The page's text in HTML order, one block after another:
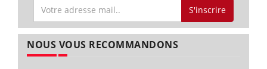
S'inscrire
NOUS VOUS RECOMMANDONS